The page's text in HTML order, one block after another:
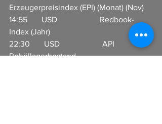
Erzeugerpreisindex (EPI) (Monat) (Nov)
14:55       USD                     Redbook-
Index (Jahr)
22:30       USD                     API
Rohöllagerbestand